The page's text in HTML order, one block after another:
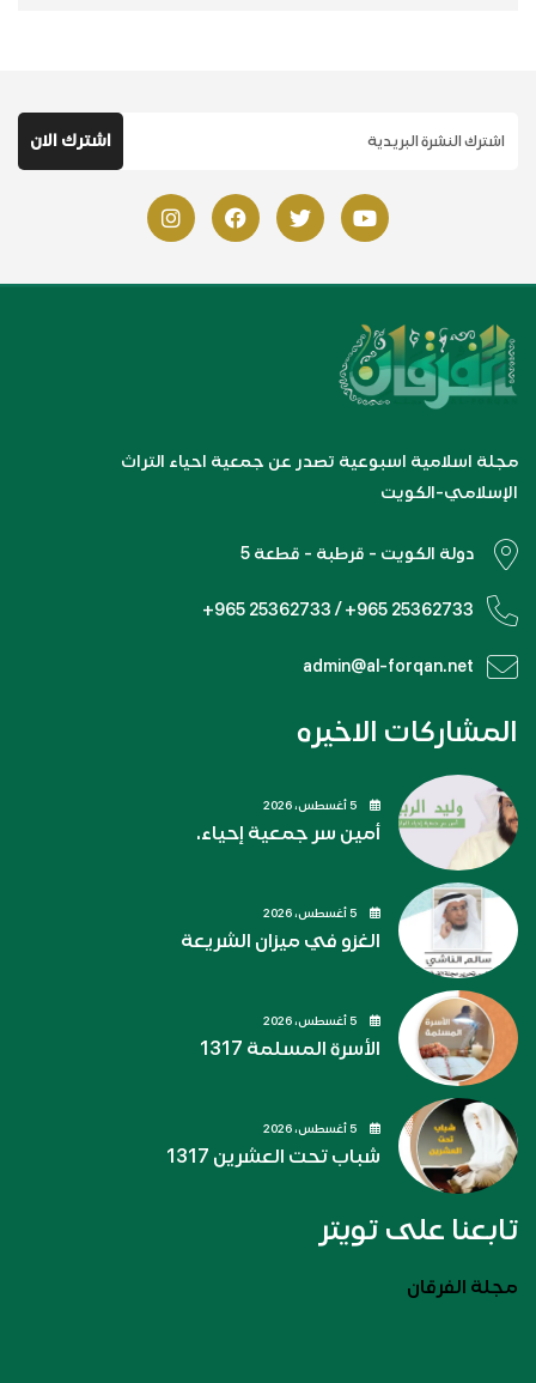
مجلة اسلامية اسبوعية تصدر عن جمعية احياء التراث
الإسلامي-الكويت
دولة الكويت - قرطبة - قطعة 5
+965 25362733 / +965 25362733
admin@al-forqan.net
المشاركات الاخيره
أمين سر جمعية إحياء.
الغزو في ميزان الشريعة
الأسرة المسلمة 1317
شباب تحت العشرين 1317
تابعنا على تويتر
مجلة الفرقان